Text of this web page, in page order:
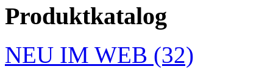
Produktkatalog
NEU IM WEB (32)